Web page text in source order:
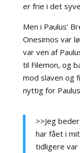
er frie i det
Men i Paulus’
Onesimos var
var ven af
til Filemon, og
mod slaven og
nyttig for
>>Jeg
har fået i
tidligere var